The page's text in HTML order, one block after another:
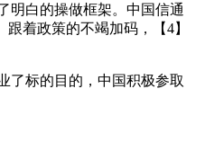
明白的操做框架。中国信通
着政策的不竭加码，【4】
标的目的，中国积极参取